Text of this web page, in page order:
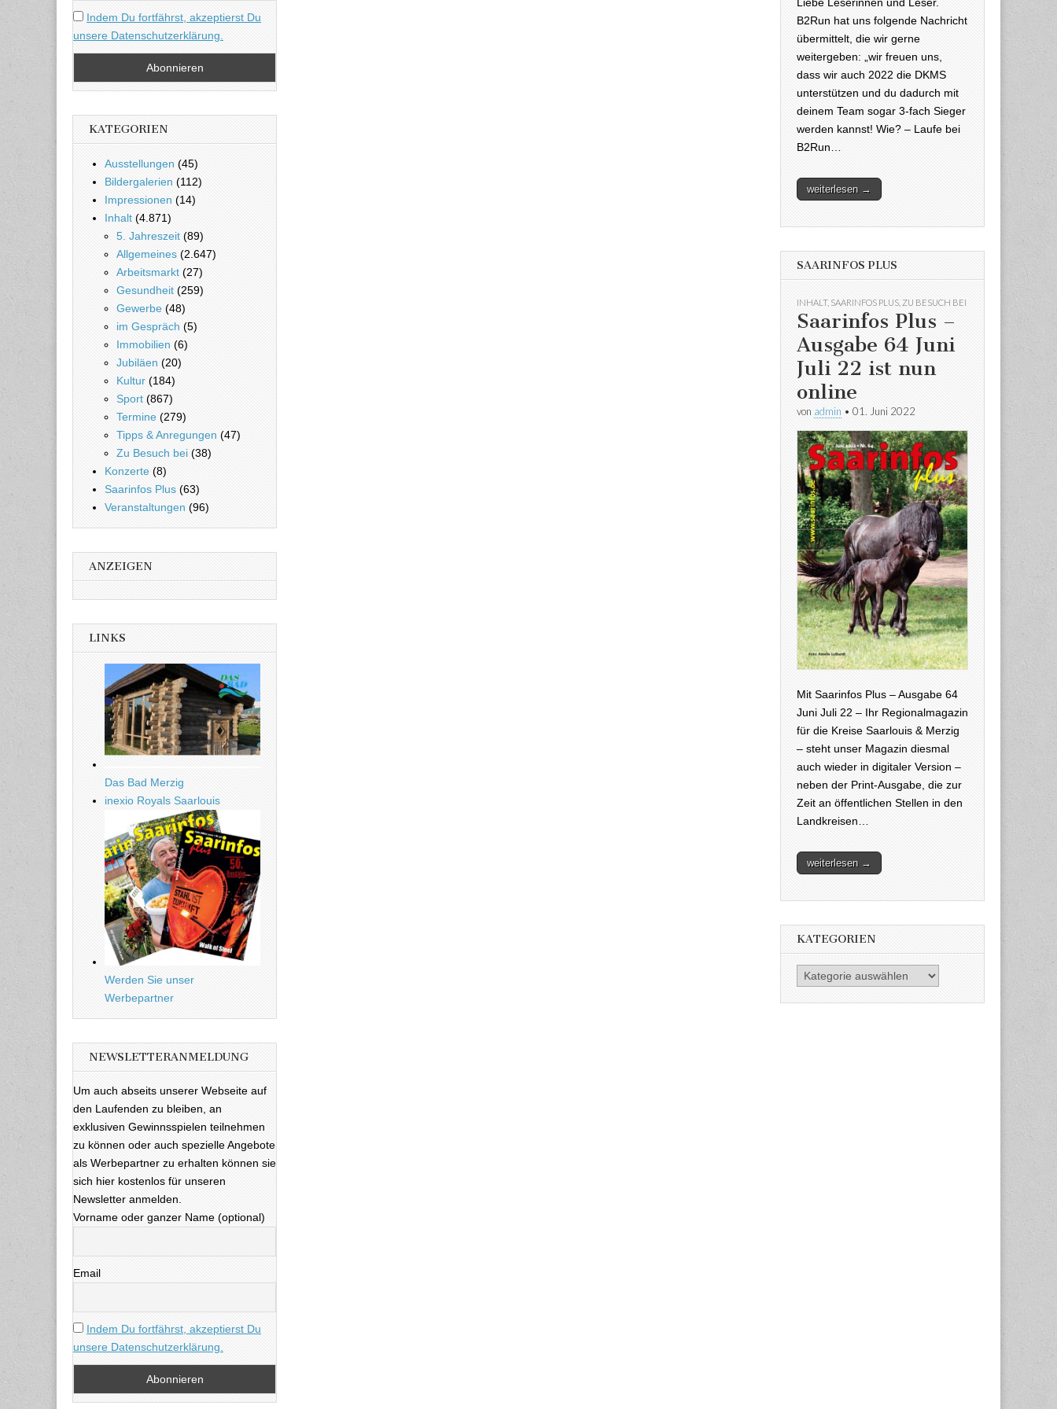
Indem Du fortfährst, akzeptierst Du
unsere Datenschutzerklärung.
KATEGORIEN
Ausstellungen (45)
Bildergalerien (112)
Impressionen (14)
Inhalt (4.871)
5. Jahreszeit (89)
Allgemeines (2.647)
Arbeitsmarkt (27)
Gesundheit (259)
Gewerbe (48)
im Gespräch (5)
Immobilien (6)
Jubiläen (20)
Kultur (184)
Sport (867)
Termine (279)
Tipps & Anregungen (47)
Zu Besuch bei (38)
Konzerte (8)
Saarinfos Plus (63)
Veranstaltungen (96)
ANZEIGEN
LINKS
Das Bad Merzig
inexio Royals Saarlouis
Werden Sie unser
Werbepartner
NEWSLETTERANMELDUNG
Um auch abseits unserer Webseite auf
den Laufenden zu bleiben, an
exklusiven Gewinnsspielen teilnehmen
zu können oder auch spezielle Angebote
als Werbepartner zu erhalten können sie
sich hier kostenlos für unseren
Newsletter anmelden.
Vorname oder ganzer Name (optional)
Email
Indem Du fortfährst, akzeptierst Du
unsere Datenschutzerklärung.
B2Run hat uns folgende Nachricht
übermittelt, die wir gerne
weitergeben: „wir freuen uns,
dass wir auch 2022 die DKMS
unterstützen und du dadurch mit
deinem Team sogar 3-fach Sieger
werden kannst! Wie? – Laufe bei
B2Run…
weiterlesen →
SAARINFOS PLUS
INHALT, SAARINFOS PLUS ZU BESUCH BEI
Saarinfos Plus –
Ausgabe 64 Juni
Juli 22 ist nun
online
von admin • 01. Juni 2022
Mit Saarinfos Plus – Ausgabe 64
Juni Juli 22 – Ihr Regionalmagazin
für die Kreise Saarlouis & Merzig
– steht unser Magazin diesmal
auch wieder in digitaler Version –
neben der Print-Ausgabe, die zur
Zeit an öffentlichen Stellen in den
Landkreisen…
weiterlesen →
KATEGORIEN
Kategorien